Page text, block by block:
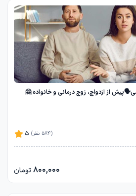
از ازدواج، زوج درمانی و خانواده 🤗
5
(584 نظر)
800,000تومان